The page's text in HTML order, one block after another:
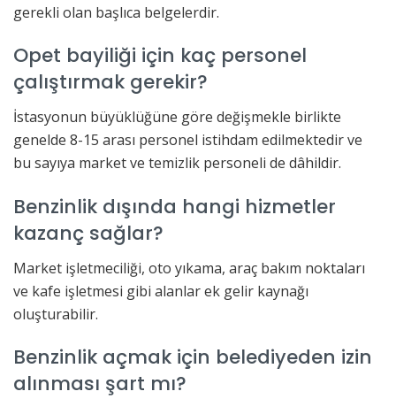
gerekli olan başlıca belgelerdir.
Opet bayiliği için kaç personel
çalıştırmak gerekir?
İstasyonun büyüklüğüne göre değişmekle birlikte
genelde 8-15 arası personel istihdam edilmektedir ve
bu sayıya market ve temizlik personeli de dâhildir.
Benzinlik dışında hangi hizmetler
kazanç sağlar?
Market işletmeciliği, oto yıkama, araç bakım noktaları
ve kafe işletmesi gibi alanlar ek gelir kaynağı
oluşturabilir.
Benzinlik açmak için belediyeden izin
alınması şart mı?